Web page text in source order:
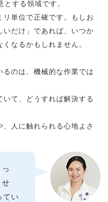
する領域です。
単位で正確です。もしお
だけ」であれば、いつか
なるかもしれません。
るのは、機械的な作業では
いて、どうすれば解決する
人に触れられる心地よさ
せ
てい